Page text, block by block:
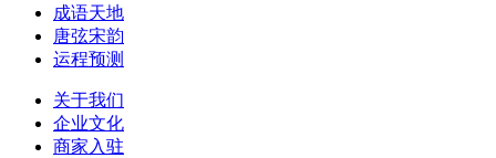
成语天地
唐弦宋韵
运程预测
关于我们
企业文化
商家入驻